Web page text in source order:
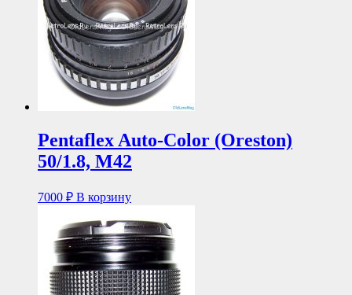
Pentaflex Auto-Color (Oreston)
50/1.8, М42
7000 ₽ В корзину